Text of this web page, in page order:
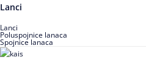
Lanci
Lanci
Poluspojnice lanaca
Spojnice lanaca